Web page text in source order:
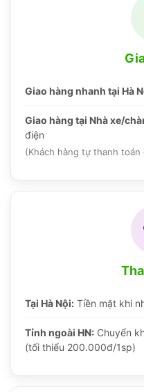
Giao hàng nhanh tại Hà
Giao hàng tại Nhà xe/
điện
(Khách hàng tự thanh
Tại Hà Nội: Tiền mặt khi
Tỉnh ngoài HN: Chuyển
(tối thiểu 200.000đ/1sp)